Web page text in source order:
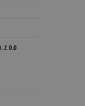
z o.o